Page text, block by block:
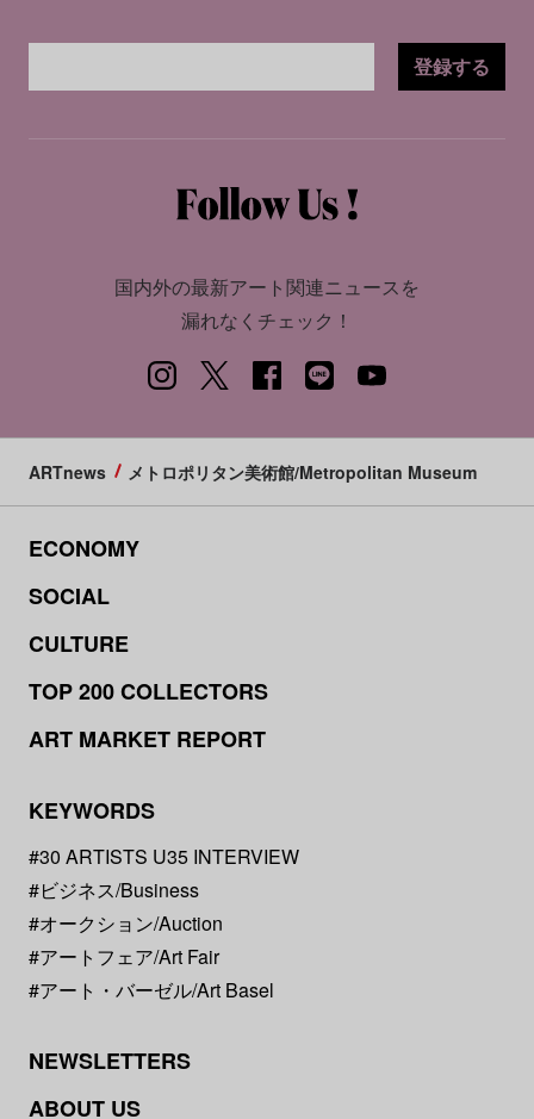
登録する
国内外の最新アート関連ニュースを
漏れなくチェック！
ARTnews メトロポリタン美術館/Metropolitan Museum
ECONOMY
SOCIAL
CULTURE
TOP 200 COLLECTORS
ART MARKET REPORT
KEYWORDS
#30 ARTISTS U35 INTERVIEW
#ビジネス/Business
#オークション/Auction
#アートフェア/Art Fair
#アート・バーゼル/Art Basel
NEWSLETTERS
ABOUT US